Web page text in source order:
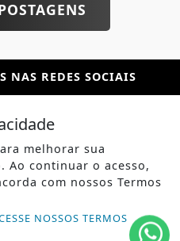
NAS REDES SOCIAIS
melhorar sua
Ao continuar o acesso,
com nossos Termos
NOSSOS TERMOS